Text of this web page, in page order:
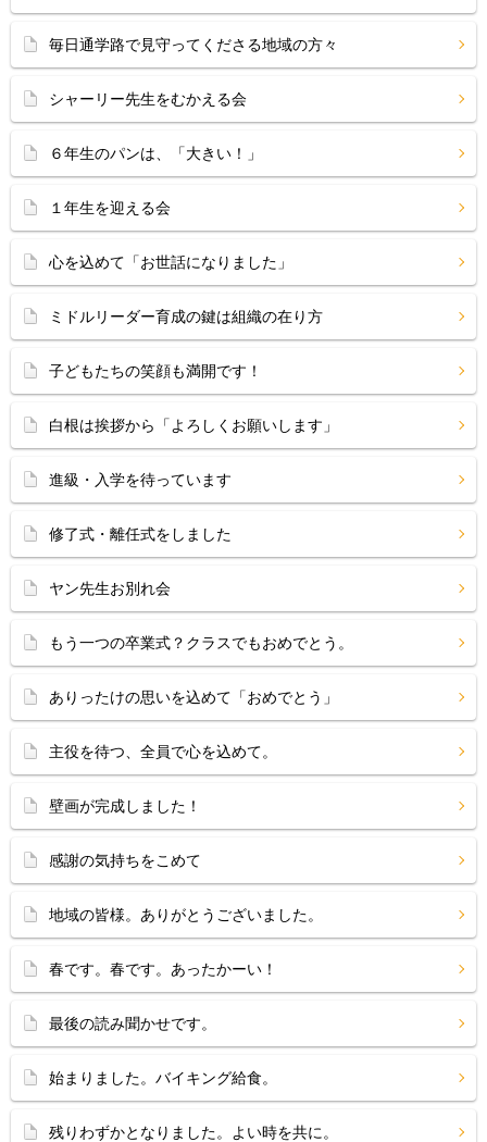
毎日通学路で見守ってくださる地域の方々
シャーリー先生をむかえる会
６年生のパンは、「大きい！」
１年生を迎える会
心を込めて「お世話になりました」
ミドルリーダー育成の鍵は組織の在り方
子どもたちの笑顔も満開です！
白根は挨拶から「よろしくお願いします」
進級・入学を待っています
修了式・離任式をしました
ヤン先生お別れ会
もう一つの卒業式？クラスでもおめでとう。
ありったけの思いを込めて「おめでとう」
主役を待つ、全員で心を込めて。
壁画が完成しました！
感謝の気持ちをこめて
地域の皆様。ありがとうございました。
春です。春です。あったかーい！
最後の読み聞かせです。
始まりました。バイキング給食。
残りわずかとなりました。よい時を共に。